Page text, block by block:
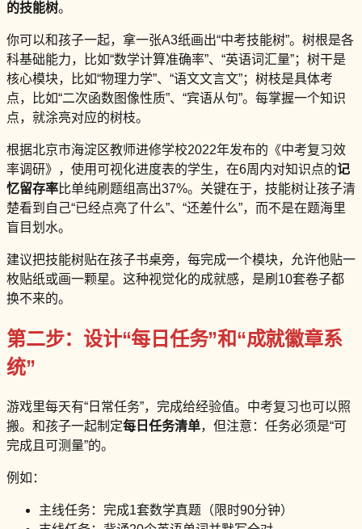
的技能树。
你可以和孩子一起，拿一张A3纸画出“中考技能树”。树根是各
科基础能力，比如“数学计算准确率”、“英语词汇量”；树干是
核心模块，比如“物理力学”、“语文文言文”；树枝是具体考
点，比如“二次函数图像性质”、“宾语从句”。每掌握一个知识
点，就涂亮对应的树枝。
根据北京市海淀区教师进修学校2022年发布的《中考复习效
率调研》，使用可视化进度表的学生，在6周内对知识点的记
忆留存率比单纯刷题组高出37%。关键在于，技能树让孩子清
楚看到自己“已经点亮了什么”、“还差什么”，而不是在题海里
盲目划水。
建议把技能树贴在孩子书桌旁，每完成一个模块，允许他贴一
枚贴纸或画一颗星。这种视觉化的成就感，是刷10套卷子都
换不来的。
第二步：设计“每日任务”和“成就徽章系
统”
游戏里每天有“日常任务”，完成给经验值。中考复习也可以照
搬。和孩子一起制定每日任务清单，但注意：任务必须是“可
完成且可测量”的。
例如：
主线任务：完成1套数学真题（限时90分钟）